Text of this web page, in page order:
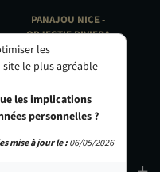
PANAJOU NICE -
OBJECTIF RIVIERA
24 Rue de l'Hôtel des Postes
06000 Nice
les
le plus agréable
les implications
personnelles ?
mise à jour le :06/05/2026